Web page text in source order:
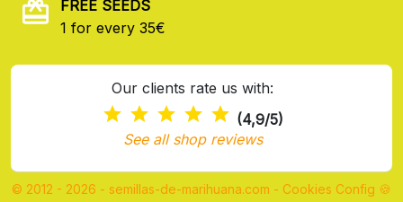
FREE SEEDS
1 for every 35€
Our clients rate us with:
(4,9/5)
See all shop reviews
© 2012 - 2026 - semillas-de-marihuana.com - Cookies Config 🍪